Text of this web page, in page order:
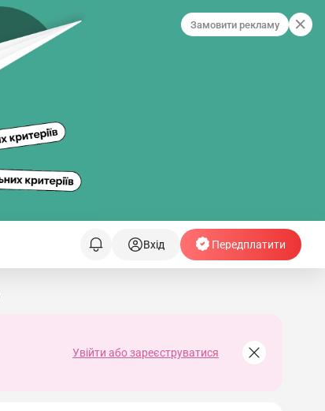
Замовити рекламу
Вхід Передплатити
Увійти або зареєструватися